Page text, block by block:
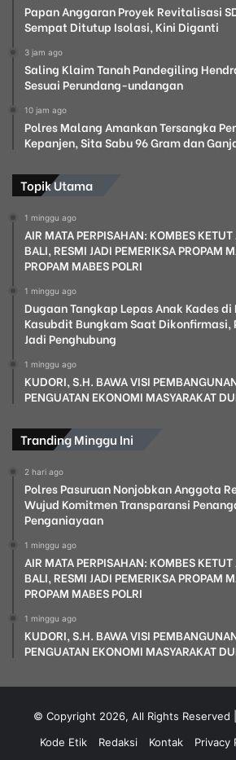
Papan Anggaran Proyek Revitalisasi
Sempat Ditutup Isolasi, Kini Diganti
3 jam ago
Saling Klaim Tanah Pandegiling
Sesuai Perundang-undangan
10 jam ago
Polres Malang Amankan Tersangka
Kepanjen, Sita Sabu 96 Gram dan
Topik Utama
1 minggu ago
AIR MATA PERPISAHAN: KOMBES
BALI, RESMI JADI PEMERIKSA PROPAM
PROPAM MABES POLRI
1 minggu ago
Dugaan Tangkap Lepas Anak Kades
Kasubdit Bungkam Saat Dikonfirmasi,
Jadi Penghubung
1 minggu ago
KUDORI, S.H. BAWA VISI
PENGUATAN EKONOMI MASYARAKAT
Tranding Minggu Ini
2 hari ago
Polres Pasuruan Nonjobkan Anggota
Wujud Komitmen Transparansi
Penganiayaan
1 minggu ago
AIR MATA PERPISAHAN: KOMBES
BALI, RESMI JADI PEMERIKSA PROPAM
PROPAM MABES POLRI
1 minggu ago
KUDORI, S.H. BAWA VISI
PENGUATAN EKONOMI MASYARAKAT
© Copyright 2026, All Rights Reserved
Kode Etik
Redaksi Kontak Privacy